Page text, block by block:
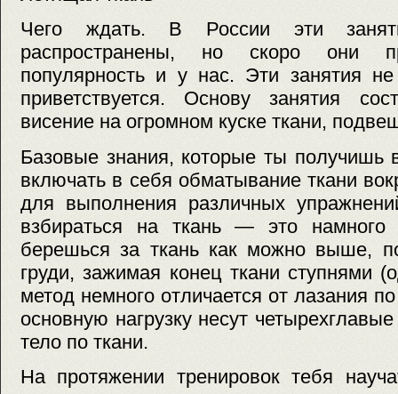
Чего ждать. В России эти
распространены, но скоро они
популярность и у нас. Эти занятия не
приветствуется. Основу занятия
висение на огромном куске ткани,
Базовые знания, которые ты получишь
включать в себя обматывание ткани
для выполнения различных
взбираться на ткань — это
берешься за ткань как можно выше,
груди, зажимая конец ткани ступнями
метод немного отличается от лазания
основную нагрузку несут
тело по ткани.
На протяжении тренировок тебя